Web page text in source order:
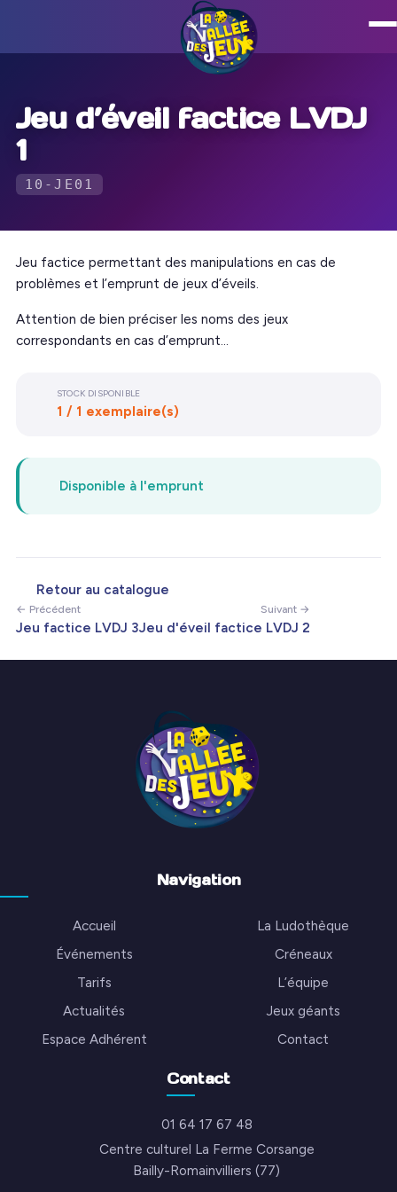
Jeu d’éveil factice LVDJ
1
10-JE01
Jeu factice permettant des manipulations en cas de
problèmes et l’emprunt de jeux d’éveils.
Attention de bien préciser les noms des jeux
correspondants en cas d’emprunt…
STOCK DISPONIBLE
1 / 1 exemplaire(s)
Disponible à l'emprunt
Retour au catalogue
← Précédent
Jeu factice LVDJ 3
Suivant →
Jeu d'éveil factice LVDJ 2
Navigation
Accueil
La Ludothèque
Événements
Créneaux
Tarifs
L’équipe
Actualités
Jeux géants
Espace Adhérent
Contact
Contact
01 64 17 67 48
Centre culturel La Ferme Corsange
Bailly-Romainvilliers (77)